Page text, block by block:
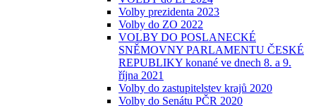
Volby prezidenta 2023
Volby do ZO 2022
VOLBY DO POSLANECKÉ
SNĚMOVNY PARLAMENTU ČESKÉ
REPUBLIKY konané ve dnech 8. a 9.
října 2021
Volby do zastupitelstev krajů 2020
Volby do Senátu PČR 2020